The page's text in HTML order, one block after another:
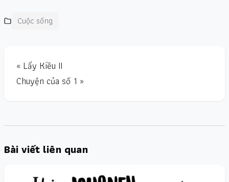
Cuộc sống
« Lẩy Kiều II
Chuyện của số 1 »
Bài viết liên quan